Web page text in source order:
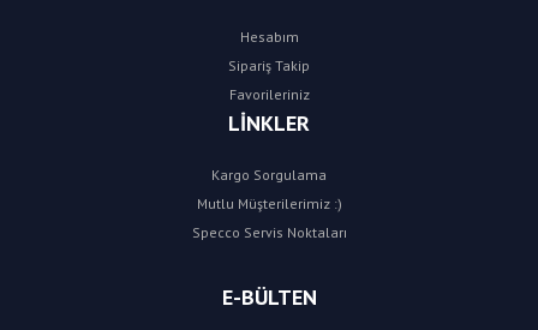
Hesabım
Sipariş Takip
Favorileriniz
LİNKLER
Kargo Sorgulama
Mutlu Müşterilerimiz :)
Specco Servis Noktaları
E-BÜLTEN